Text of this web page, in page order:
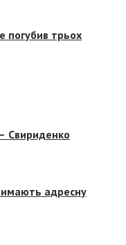
погубив трьох
Свириденко
адресну